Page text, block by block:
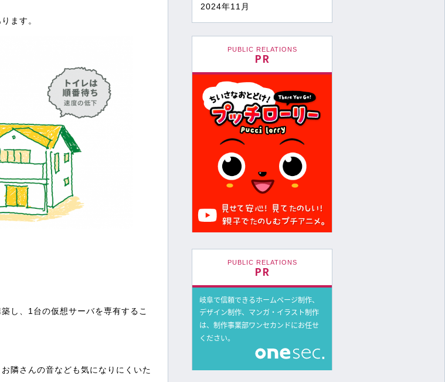
ます。
し、1台の仮想サーバを専有するこ
隣さんの音なども気になりにくいた
2024年11月
PUBLIC RELATIONS
PR
PUBLIC RELATIONS
PR